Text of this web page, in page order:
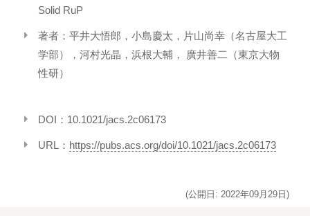
Solid RuP
著者：平井大悟郎，小島慶太，片山尚幸（名古屋大工
学部），河村光晶，浜根大輔， 廣井善二（東京大物
性研）
DOI：10.1021/jacs.2c06173
URL： https://pubs.acs.org/doi/10.1021/jacs.2c06173
(公開日: 2022年09月29日)